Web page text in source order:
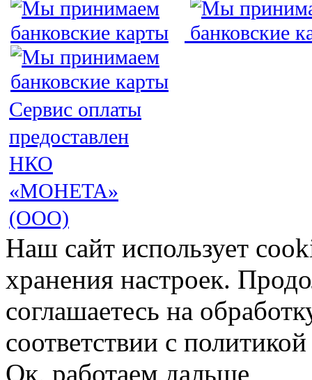
Сервис оплаты
предоставлен
НКО
«МОНЕТА»
(ООО)
Наш сайт использует
хранения настроек.
соглашаетесь на
соответствии с
Ок, работаем дальше